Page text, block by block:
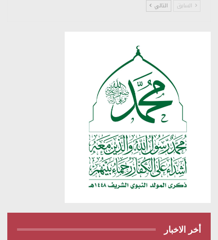
السابق التالي
أخر الاخبار